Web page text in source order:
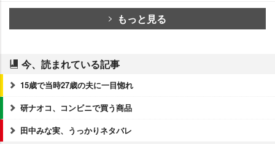
もっと見る
今、読まれている記事
15歳で当時27歳の夫に一目惚れ
研ナオコ、コンビニで買う商品
田中みな実、うっかりネタバレ